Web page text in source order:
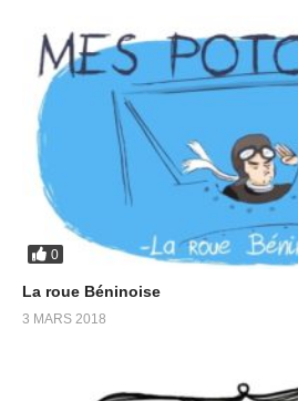
0
La roue Béninoise
3 MARS 2018